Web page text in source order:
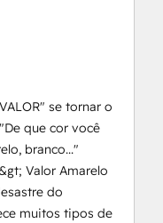
se tornar o
que cor você
branco..."
Valor Amarelo
do
muitos tipos de